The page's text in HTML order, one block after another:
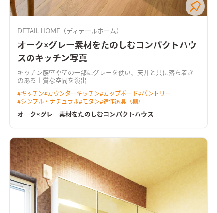
DETAIL HOME（ディテールホーム）
オーク×グレー素材をたのしむコンパクトハウ
スのキッチン写真
キッチン腰壁や壁の一部にグレーを使い、天井と共に落ち着き
のある上質な空間を演出
#キッチン#カウンターキッチン#カップボード#パントリー
#シンプル・ナチュラル#モダン#造作家具（棚）
オーク×グレー素材をたのしむコンパクトハウス